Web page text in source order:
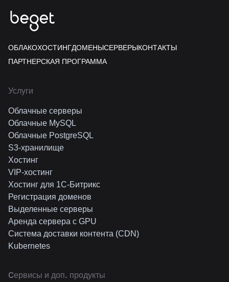
ОБЛАКОХОСТИНГДОМЕНЫСЕРВЕРЫКОНТАКТЫ
ПАРТНЕРСКАЯ ПРОГРАММА
Услуги
Облачные серверы
Облачные MySQL
Облачные PostgreSQL
S3-хранилище
Хостинг
VIP-хостинг
Хостинг для 1C-Битрикс
Регистрация доменов
Выделенные серверы
Аренда сервера с GPU
Система доставки контента (CDN)
Kubernetes
Cервисы и доп. продукты